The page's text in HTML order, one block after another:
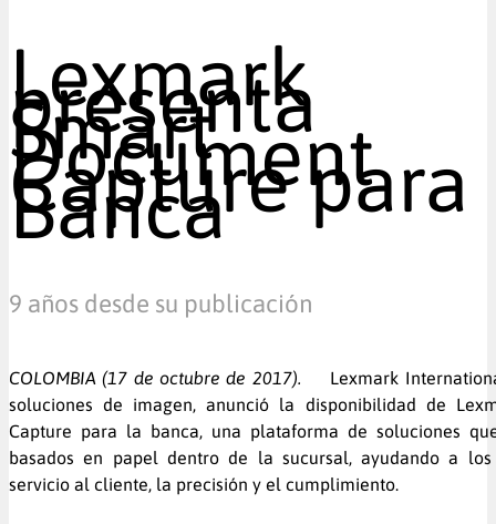
Lexmark
presenta
Smart
Document
Capture para
Banca
9 años desde su publicación
COLOMBIA (17 de octubre de 2017). Lexmark
soluciones de imagen, anunció la disponibilidad de
Capture para la banca, una plataforma de soluciones
basados en papel dentro de la sucursal, ayudando a
servicio al cliente, la precisión y el cumplimiento.